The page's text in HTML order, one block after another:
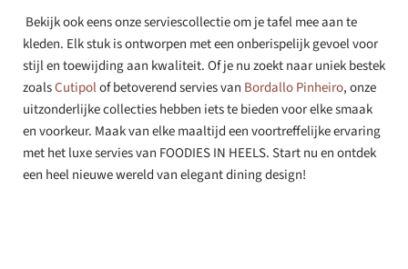
Bekijk ook eens onze serviescollectie om je tafel mee aan te
kleden. Elk stuk is ontworpen met een onberispelijk gevoel voor
stijl en toewijding aan kwaliteit. Of je nu zoekt naar uniek bestek
zoalsCutipolof betoverend servies van Bordallo Pinheiro, onze
uitzonderlijke collecties hebben iets te bieden voor elke smaak
en voorkeur. Maak van elke maaltijd een voortreffelijke ervaring
met het luxe servies van FOODIES IN HEELS. Start nu en ontdek
een heel nieuwe wereld van elegant dining design!